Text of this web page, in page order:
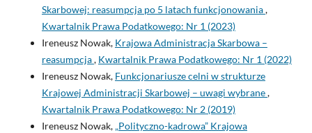
Skarbowej: reasumpcja po 5 latach funkcjonowania,
Kwartalnik Prawa Podatkowego: Nr 1 (2023)
Ireneusz Nowak, Krajowa Administracja Skarbowa –
reasumpcja, Kwartalnik Prawa Podatkowego: Nr 1 (2022)
Ireneusz Nowak, Funkcjonariusze celni w strukturze
Krajowej Administracji Skarbowej – uwagi wybrane,
Kwartalnik Prawa Podatkowego: Nr 2 (2019)
Ireneusz Nowak, „Polityczno-kadrowa” Krajowa